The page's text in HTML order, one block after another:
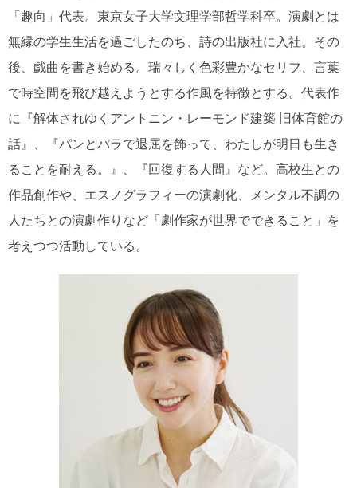
「趣向」代表。東京女子大学文理学部哲学科卒。演劇とは
無縁の学生生活を過ごしたのち、詩の出版社に入社。その
後、戯曲を書き始める。瑞々しく色彩豊かなセリフ、言葉
で時空間を飛び越えようとする作風を特徴とする。代表作
に『解体されゆくアントニン・レーモンド建築 旧体育館の
話』、『パンとバラで退屈を飾って、わたしが明日も生き
ることを耐える。』、『回復する人間』など。高校生との
作品創作や、エスノグラフィーの演劇化、メンタル不調の
人たちとの演劇作りなど「劇作家が世界でできること」を
考えつつ活動している。